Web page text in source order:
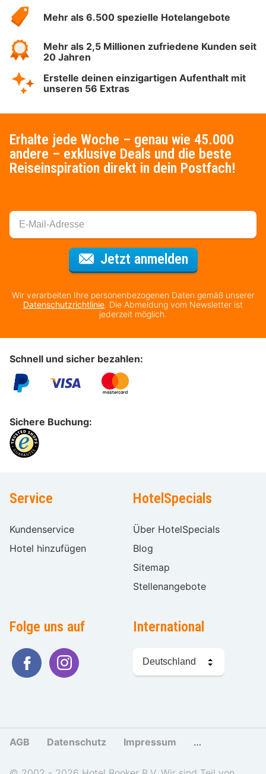
Hotelspecials
Mehr als 6.500 spezielle Hotelangebote
Mehr als 2,5 Millionen zufriedene Kunden seit
20 Jahren
Erstelle deinen einzigartigen Aufenthalt mit
unseren 56 Extras
Erhalte jede Woche – genau wie 45.000
andere – exklusive Deals und die beste
Reiseinspiration direkt in dein Postfach!
Jetzt anmeldenFür den
Wir verarbeiten Ihre personenbezogenen Daten gemäß unserer
Datenschutzrichtlinie. Die Abmeldung vom Newsletter ist
jederzeit möglich.
Schnell und sicher bezahlen:
Sichere Buchung:
Service
Kundenservice
Hotel hinzufügen
HotelSpecials
Über HotelSpecials
Blog
Sitemap
Stellenangebote
Folge uns auf International
wählen
AGB Datenschutz Impressum Cookies und